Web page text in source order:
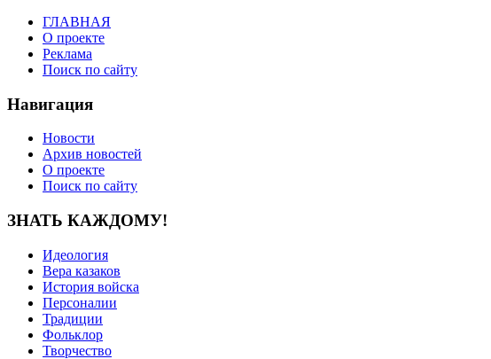
ГЛАВНАЯ
О проекте
Реклама
Поиск по сайту
Навигация
Новости
Архив новостей
О проекте
Поиск по сайту
ЗНАТЬ КАЖДОМУ!
Идеология
Вера казаков
История войска
Персоналии
Традиции
Фольклор
Творчество